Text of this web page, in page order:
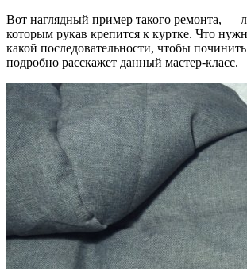
Вот наглядный пример такого ремонта, —
которым рукав крепится к куртке. Что
какой последовательности, чтобы
подробно расскажет данный мастер-класс.